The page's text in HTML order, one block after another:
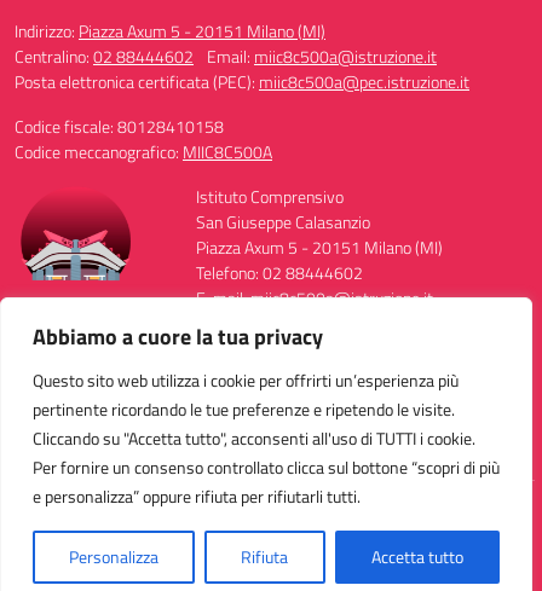
Abbiamo a cuore la tua privacy
Questo sito web utilizza i cookie per offrirti un’esperienza più
pertinente ricordando le tue preferenze e ripetendo le visite.
Cliccando su "Accetta tutto", acconsenti all'uso di TUTTI i cookie.
Per fornire un consenso controllato clicca sul bottone “scopri di più
e personalizza” oppure rifiuta per rifiutarli tutti.
Personalizza Rifiuta Accetta tutto
Indirizzo: Piazza Axum 5 - 20151 Milano (MI)
Centralino:02 88444602 Email: miic8c500a@istruzione.it
Posta elettronica certificata (PEC): miic8c500a@pec.istruzione.it
Codice fiscale: 80128410158
Codice meccanografico: MIIC8C500A
Istituto Comprensivo
San Giuseppe Calasanzio
Piazza Axum 5 - 20151 Milano (MI)
Telefono: 02 88444602
E-mail: miic8c500a@istruzione.it
PEC: miic8c500a@pec.istruzione.it
Codice Meccanografico: MIIC8C500A
Codice Fiscale: 80128410158
FAX: 0288444568